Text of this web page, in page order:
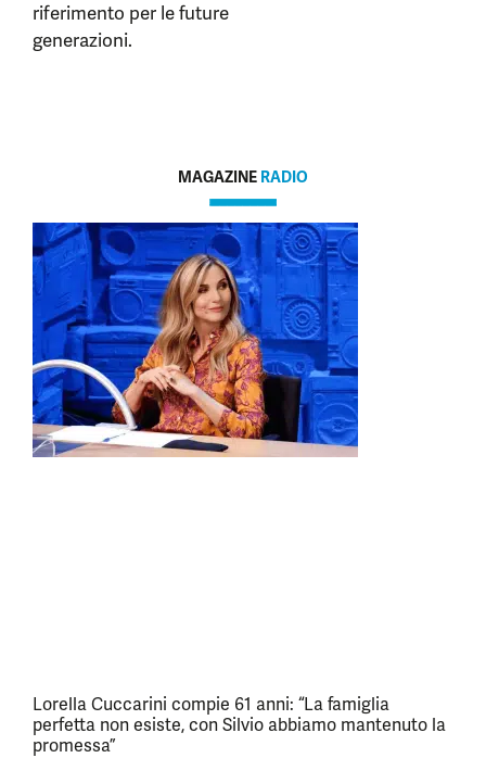
riferimento per le future
generazioni.
MAGAZINE RADIO
Lorella Cuccarini compie 61 anni: “La famiglia
perfetta non esiste, con Silvio abbiamo mantenuto la
promessa”